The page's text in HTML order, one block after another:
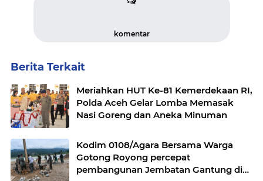
komentar
Berita Terkait
Meriahkan HUT Ke-81 Kemerdekaan RI,
Polda Aceh Gelar Lomba Memasak
Nasi Goreng dan Aneka Minuman
Kodim 0108/Agara Bersama Warga
Gotong Royong percepat
pembangunan Jembatan Gantung di